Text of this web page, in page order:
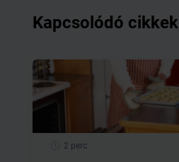
Kapcsolódó cikkek
2 perc